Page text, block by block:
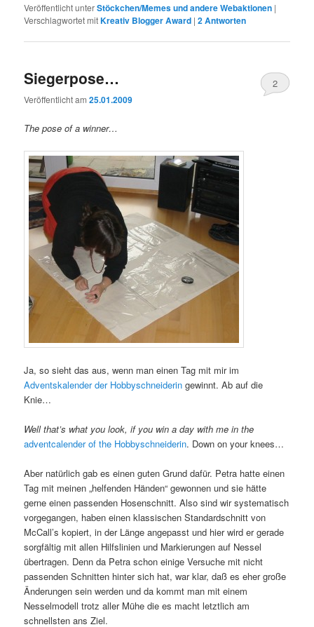
Veröffentlicht unterStöckchen/Memes und andere Webaktionen |
Verschlagwortet mitKreativ Blogger Award |2Antworten
Siegerpose…
Veröffentlicht am25.01.2009
2
The pose of a winner…
Ja, so sieht das aus, wenn man einen Tag mit mir im
Adventskalender der Hobbyschneiderin gewinnt. Ab auf die
Knie…
Well that’s what you look, if you win a day with me in the
adventcalender of the Hobbyschneiderin. Down on your knees…
Aber natürlich gab es einen guten Grund dafür. Petra hatte einen
Tag mit meinen „helfenden Händen“ gewonnen und sie hätte
gerne einen passenden Hosenschnitt. Also sind wir systematisch
vorgegangen, haben einen klassischen Standardschnitt von
McCall’s kopiert, in der Länge angepasst und hier wird er gerade
sorgfältig mit allen Hilfslinien und Markierungen auf Nessel
übertragen. Denn da Petra schon einige Versuche mit nicht
passenden Schnitten hinter sich hat, war klar, daß es eher große
Änderungen sein werden und da kommt man mit einem
Nesselmodell trotz aller Mühe die es macht letztlich am
schnellsten ans Ziel.